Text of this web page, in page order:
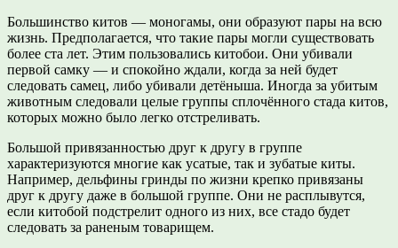
Большинство китов — моногамы, они образуют пары на всю
жизнь. Предполагается, что такие пары могли существовать
более ста лет. Этим пользовались китобои. Они убивали
первой самку — и спокойно ждали, когда за ней будет
следовать самец, либо убивали детёныша. Иногда за убитым
животным следовали целые группы сплочённого стада китов,
которых можно было легко отстреливать.
Большой привязанностью друг к другу в группе
характеризуются многие как усатые, так и зубатые киты.
Например, дельфины гринды по жизни крепко привязаны
друг к другу даже в большой группе. Они не расплывутся,
если китобой подстрелит одного из них, все стадо будет
следовать за раненым товарищем.